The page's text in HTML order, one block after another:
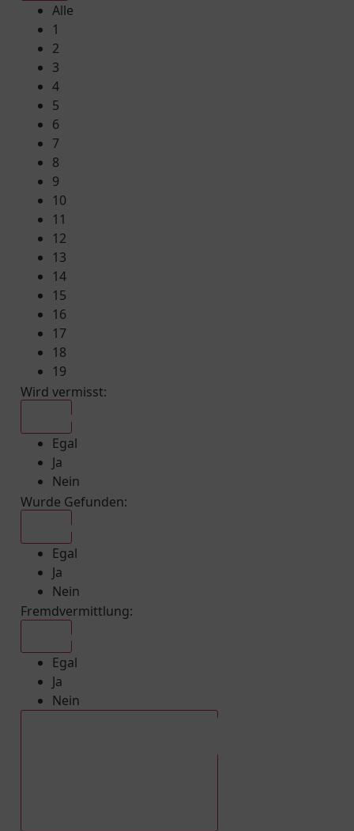
Alle
1
2
3
4
5
6
7
8
9
10
11
12
13
14
15
16
17
18
19
Wird vermisst:
Egal
Ja
Nein
Wurde Gefunden:
Egal
Ja
Nein
Fremdvermittlung:
Egal
Ja
Nein